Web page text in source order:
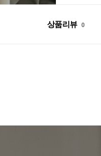
상품리뷰 0